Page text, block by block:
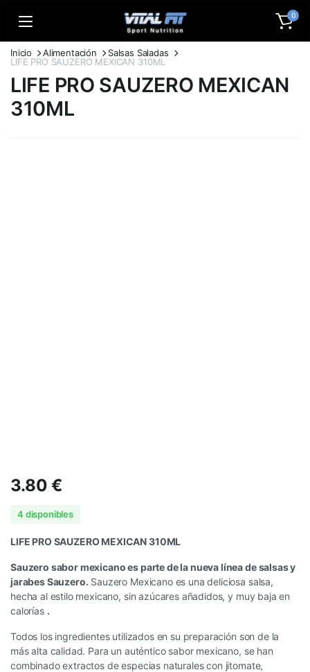
0
Inicio Alimentación
Salsas Saladas
LIFE PRO SAUZERO MEXICAN 310ML
LIFE PRO SAUZERO MEXICAN
310ML
3.80€
4 disponibles
LIFE PRO SAUZERO MEXICAN 310ML
Sauzero sabor mexicano es parte de la nueva línea de salsas y
jarabes Sauzero. Sauzero Mexicano es una deliciosa salsa,
hecha al estilo mexicano, sin azúcares añadidos, y muy baja en
calorías .
Todos los ingredientes utilizados en su preparación son de la
más alta calidad. Para un auténtico sabor mexicano, se han
combinado extractos de especias naturales con jitomate,